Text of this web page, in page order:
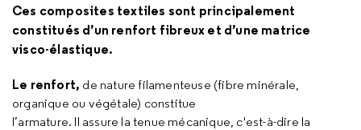
Ces composites textiles sont principalement
constitués d’un renfort fibreux et d’une matrice
visco-élastique.
Le renfort, de nature filamenteuse (fibre minérale,
organique ou végétale) constitue
l’armature. Il assure la tenue mécanique, c'est-à-dire la